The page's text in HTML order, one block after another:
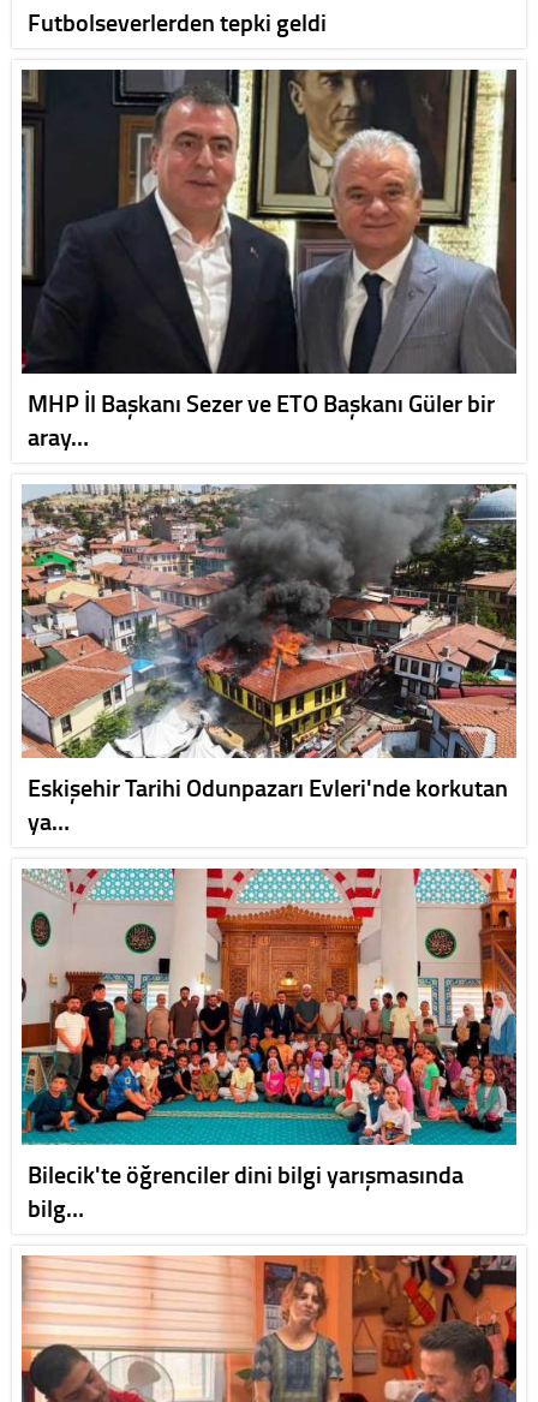
Futbolseverlerden tepki geldi
MHP İl Başkanı Sezer ve ETO Başkanı Güler bir
aray…
Eskişehir Tarihi Odunpazarı Evleri'nde korkutan
ya…
Bilecik'te öğrenciler dini bilgi yarışmasında
bilg…